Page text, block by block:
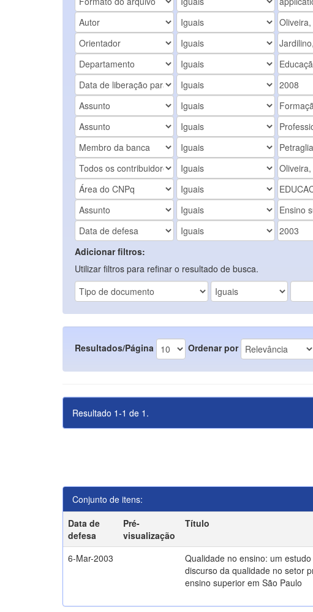
Adicionar filtros:
Utilizar filtros para refinar o resultado de busca.
Resultados/Página Ordenar por
Resultado 1-1 de 1.
Conjunto de itens:
Data de
defesa
Pré-
visualização
Título
6-Mar-2003
Qualidade no ensino: um
discurso da qualidade no setor
ensino superior em São Paulo